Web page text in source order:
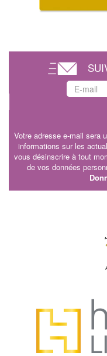
Votre adresse e-mail sera
informations sur les
vous désinscrire à tout
de vos données